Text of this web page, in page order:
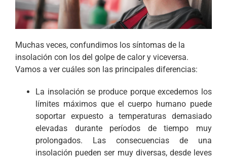
Muchas veces, confundimos los síntomas de la
insolación con los del golpe de calor y viceversa.
Vamos a ver cuáles son las principales diferencias:
La insolación se produce porque excedemos los
límites máximos que el cuerpo humano puede
soportar expuesto a temperaturas demasiado
elevadas durante períodos de tiempo muy
prolongados. Las consecuencias de una
insolación pueden ser muy diversas, desde leves